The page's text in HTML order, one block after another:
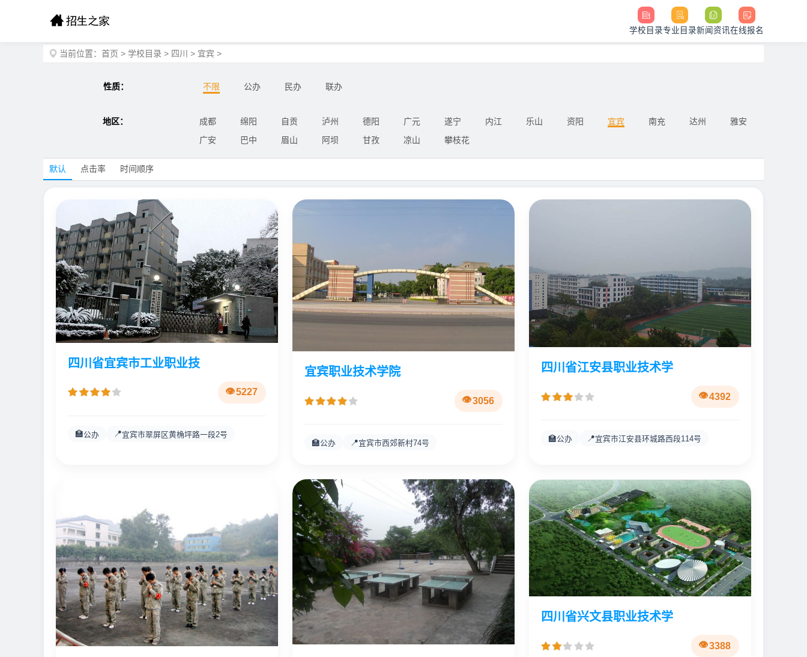
学校目录专业目录新闻资讯在线报名
当前位置： 首页 > 学校目录 > 四川 > 宜宾 >
性质： 不限 公办 民办 联办
地区： 成都 绵阳 自贡 泸州 德阳 广元 遂宁 内江 乐山 资阳 宜宾 南充 达州
雅安
广安
巴中 眉山 阿坝 甘孜 凉山 攀枝花
默认 点击率 时间顺序
四川省宜宾市工业职业技
5227
🏫公办 📍宜宾市翠屏区黄桷坪路一段2号
宜宾职业技术学院
3056
🏫公办 📍宜宾市西郊新村74号
四川省江安县职业技术学
4392
🏫公办 📍宜宾市江安县环城路西段114号
四川省兴文县职业技术学
3388